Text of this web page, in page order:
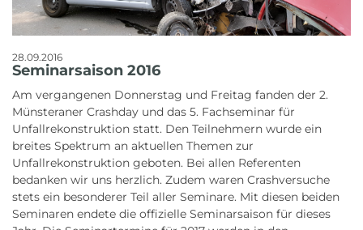
28.09.2016
Seminarsaison 2016
Am vergangenen Donnerstag und Freitag fanden der 2.
Münsteraner Crashday und das 5. Fachseminar für
Unfallrekonstruktion statt. Den Teilnehmern wurde ein
breites Spektrum an aktuellen Themen zur
Unfallrekonstruktion geboten. Bei allen Referenten
bedanken wir uns herzlich. Zudem waren Crashversuche
stets ein besonderer Teil aller Seminare. Mit diesen beiden
Seminaren endete die offizielle Seminarsaison für dieses